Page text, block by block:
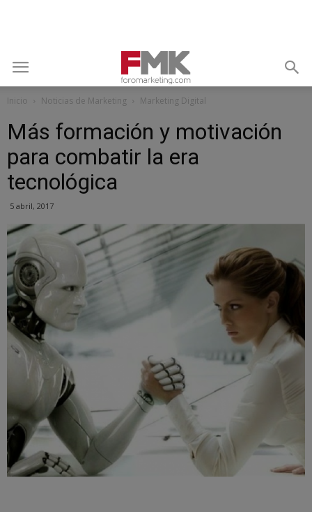
Inicio Noticias de Marketing Marketing Digital
Más formación y motivación
para combatir la era
tecnológica
5 abril, 2017